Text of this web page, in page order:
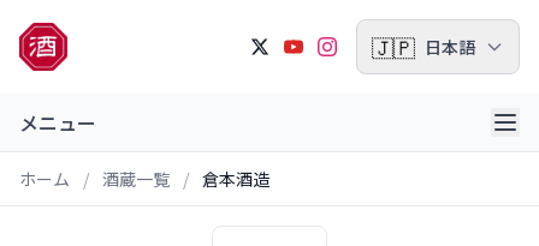
🇯🇵 日本語
メニュー
ホーム / 酒蔵一覧 / 倉本酒造